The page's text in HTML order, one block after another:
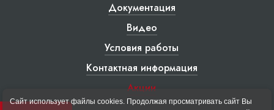
Документация
Видео
Условия работы
Контактная информация
Акции
Сайт использует файлы cookies. Продолжая просматривать сайт Вы